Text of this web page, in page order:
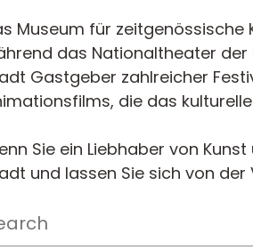
Museum für zeitgenössische
das Nationaltheater der
Gastgeber zahlreicher
die das
Sie ein Liebhaber von
und lassen Sie sich von